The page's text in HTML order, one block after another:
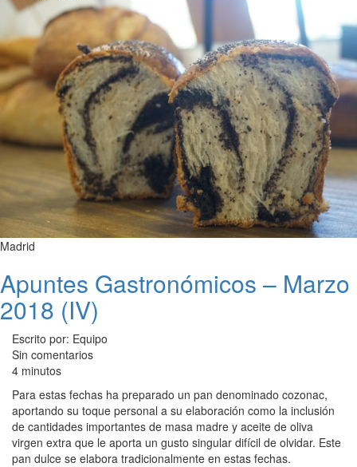
Madrid
Apuntes Gastronómicos – Marzo
2018 (IV)
Escrito por: Equipo
Sin comentarios
4 minutos
Para estas fechas ha preparado un pan denominado cozonac,
aportando su toque personal a su elaboración como la inclusión
de cantidades importantes de masa madre y aceite de oliva
virgen extra que le aporta un gusto singular difícil de olvidar. Este
pan dulce se elabora tradicionalmente en estas fechas.